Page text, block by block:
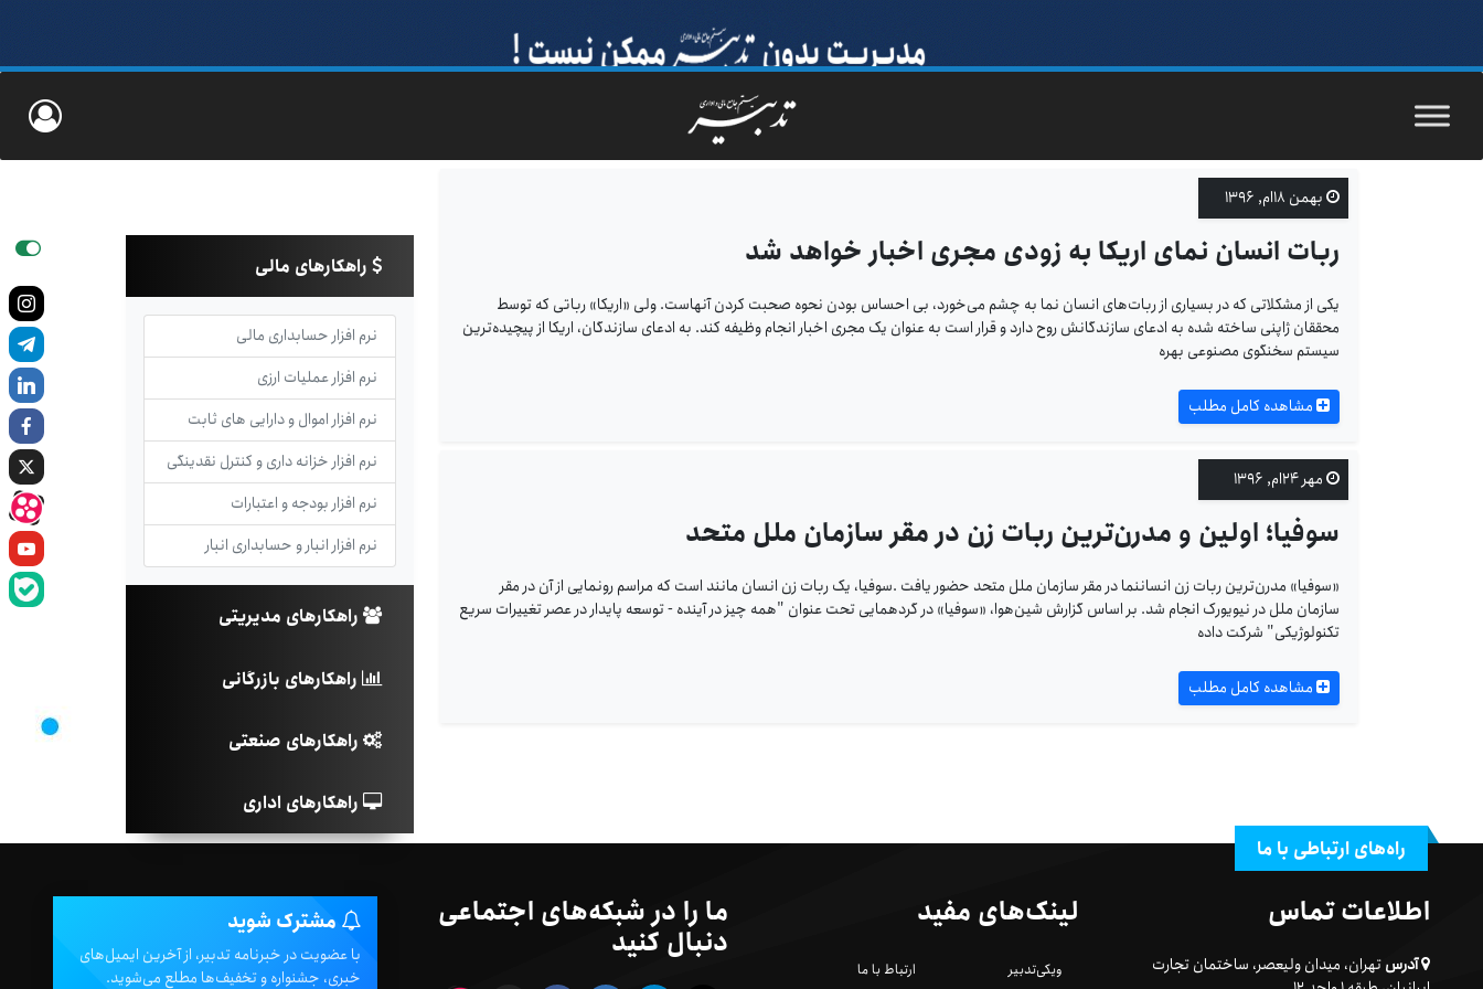
بهمن ۱۸ام, ۱۳۹۶
ربات انسان نمای اریکا به زودی مجری اخبار خواهد شد
یکی از مشکلاتی که در بسیاری از ربات‌های انسان نما به چشم می‌خورد، بی احساس بودن نحوه صحبت کردن آنهاست. ولی «اریکا» رباتی که توسط
محققان ژاپنی ساخته شده به ادعای سازندگانش روح دارد و قرار است به عنوان یک مجری اخبار انجام وظیفه کند. به ادعای سازندگان، اریکا از پیچیده‌ترین
سیستم سخنگوی مصنوعی بهره
مشاهده کامل مطلب
مهر ۲۴ام, ۱۳۹۶
سوفیا؛ اولین و مدرن‌ترین ربات زن در مقر سازمان ملل متحد
«سوفیا» مدرن‌ترین ربات زن انسان­نما در مقر سازمان ملل متحد حضور یافت .سوفیا، یک ربات زن انسان مانند است که مراسم رونمایی از آن در مقر
سازمان ملل در نیویورک انجام شد. بر اساس گزارش شین‌هوا، «سوفیا» در گردهمایی تحت عنوان "همه چیز در آینده - توسعه پایدار در عصر تغییرات سریع
تکنولوژیکی" شرکت داده
مشاهده کامل مطلب
راهکارهای مالی
نرم افزار حسابداری مالی
نرم افزار عملیات ارزی
نرم افزار اموال و دارایی های ثابت
نرم افزار خزانه داری و کنترل نقدینگی
نرم افزار بودجه و اعتبارات
نرم افزار انبار و حسابداری انبار
راهکارهای مدیریتی
راهکارهای بازرگانی
راهکارهای صنعتی
راهکارهای اداری
راه‌های ارتباطی با ما
اطلاعات تماس
آدرستهران، میدان ولیعصر، ساختمان تجارت
لینک‌های مفید
ویکی‌تدبیر ارتباط با ما
ما را در شبکه‌های اجتماعی
دنبال کنید مشترک شوید
با عضویت در خبرنامه تدبیر، از آخرین ایمیل‌های
خبری، جشنواره و تخفیف‌ها مطلع می‌شوید.